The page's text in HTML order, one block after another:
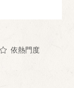
依熱門度